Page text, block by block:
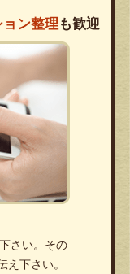
ン整理 も歓迎
さい。その
え下さい。